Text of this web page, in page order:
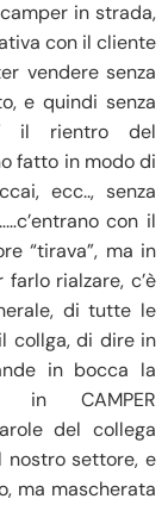
in strada,
con il cliente
vendere senza
e quindi senza
il rientro del
fatto in modo di
ecc.., senza
con il
“tirava”, ma in
rialzare, c’è
di tutte le
collga, di dire in
in bocca la
in CAMPER
del collega
nostro settore, e
ma mascherata